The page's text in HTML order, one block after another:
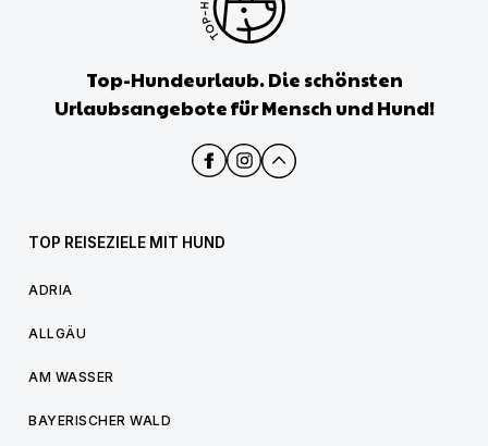
Top-Hundeurlaub. Die schönsten
Urlaubsangebote für Mensch und Hund!
TOP REISEZIELE MIT HUND
ADRIA
ALLGÄU
AM WASSER
BAYERISCHER WALD